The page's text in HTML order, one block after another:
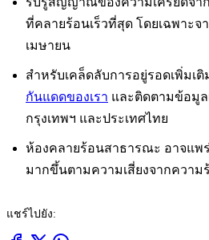
ที่คลายร้อนเร็วที่สุด โดยเฉพาะจ
เมษายน
สำหรับเคล็ดลับการอยู่รอดเพิ่มเติ
กันแดดของเรา และติดตามข้อมู
กรุงเทพฯ และประเทศไทย
ห้องคลายร้อนสาธารณะ อาจแพ
มากขึ้นตามความเสี่ยงจากควา
แชร์ไปยัง: